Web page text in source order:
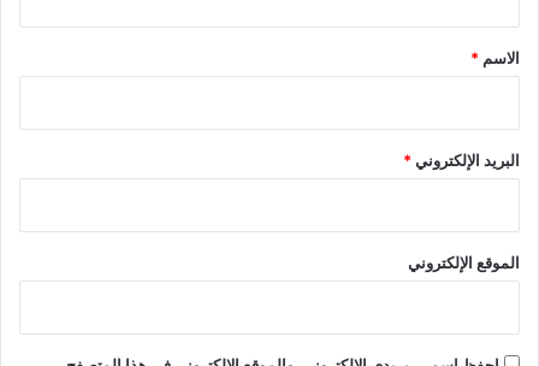
*
الاسم *
البريد الإلكتروني*
الموقع الإلكتروني